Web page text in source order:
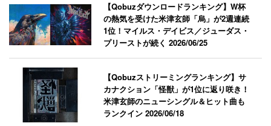
【Qobuzダウンロードランキング】W杯
の熱気を受けた米津玄師「烏」が2週連続
1位！マイルス・デイビス／ジューダス・
プリーストが続く2026/06/25
【Qobuzストリーミングランキング】サ
カナクション「怪獣」が1位に返り咲き！
米津玄師のニューシングル＆ヒット曲も
ランクイン2026/06/18